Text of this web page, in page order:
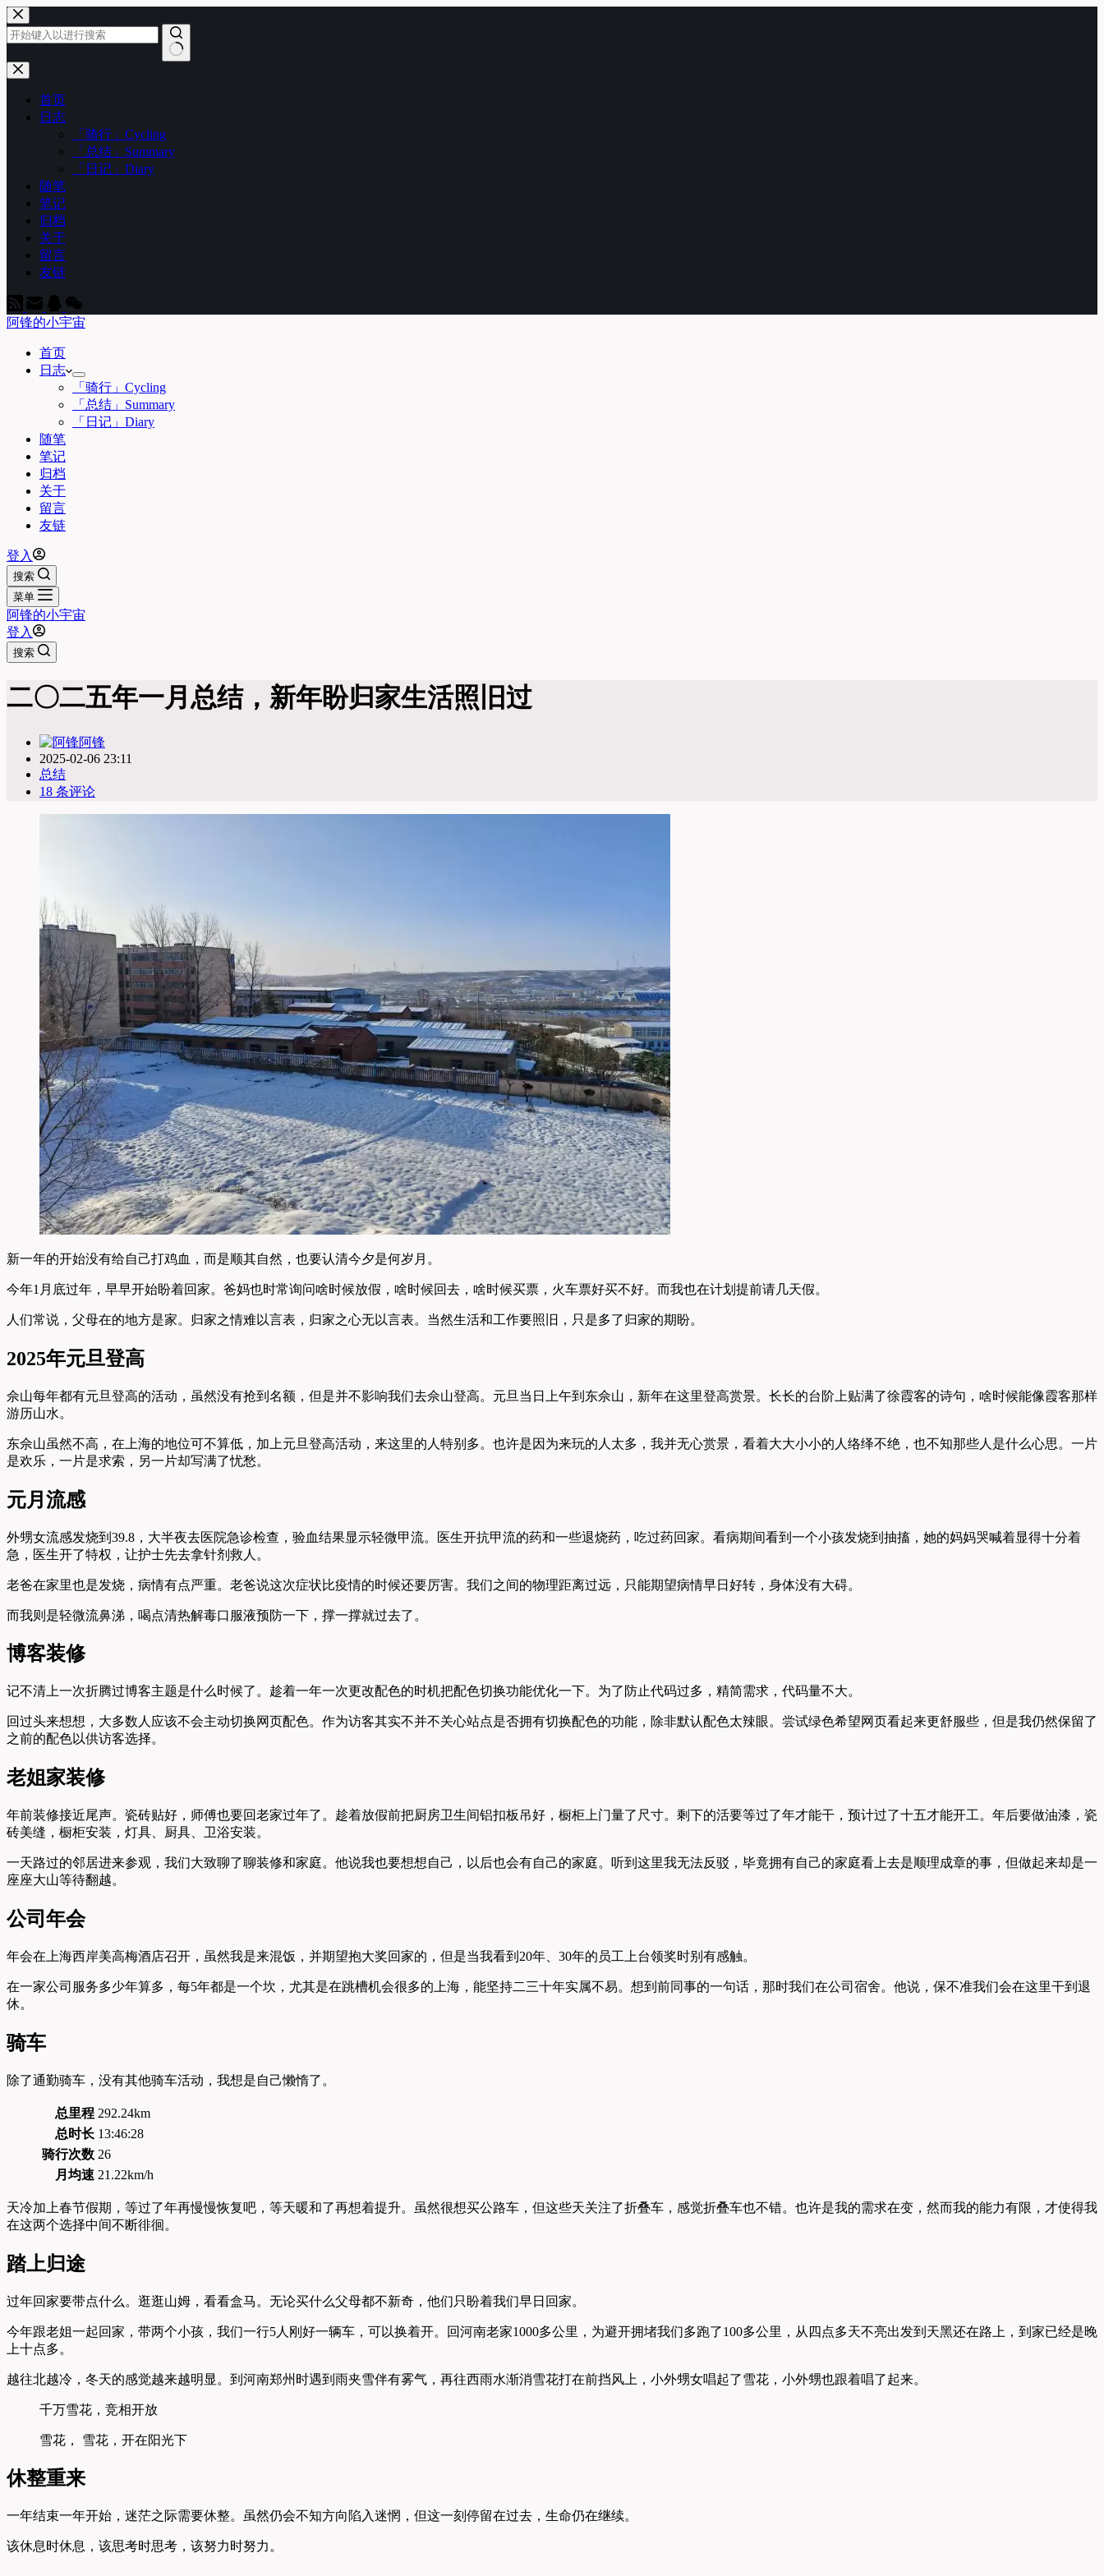
跳
至
内
容
无
首页
日志
「骑行」Cycling
「总结」Summary
「日记」Diary
随笔
笔记
归档
关于
留言
友链
阿锋的小宇宙
首页
日志
「骑行」Cycling
「总结」Summary
「日记」Diary
随笔
笔记
归档
关于
留言
友链
登入
搜索
菜单
阿锋的小宇宙
登入
搜索
二〇二五年一月总结，新年盼归家生活照旧过
阿锋
2025-02-06 23:11
总结
18 条评论
新一年的开始没有给自己打鸡血，而是顺其自然，也要认清今夕是何岁月。
今年1月底过年，早早开始盼着回家。爸妈也时常询问啥时候放假，啥时候回去，啥时候买票，火车票好买不好。而我也在计划提前请几天假。
人们常说，父母在的地方是家。归家之情难以言表，归家之心无以言表。当然生活和工作要照旧，只是多了归家的期盼。
2025年元旦登高
佘山每年都有元旦登高的活动，虽然没有抢到名额，但是并不影响我们去佘山登高。元旦当日上午到东佘山，新年在这里登高赏景。长长的台阶上贴满了徐霞客的诗句，啥时候能像霞客那样
游历山水。
东佘山虽然不高，在上海的地位可不算低，加上元旦登高活动，来这里的人特别多。也许是因为来玩的人太多，我并无心赏景，看着大大小小的人络绎不绝，也不知那些人是什么心思。一片
是欢乐，一片是求索，另一片却写满了忧愁。
元月流感
外甥女流感发烧到39.8，大半夜去医院急诊检查，验血结果显示轻微甲流。医生开抗甲流的药和一些退烧药，吃过药回家。看病期间看到一个小孩发烧到抽搐，她的妈妈哭喊着显得十分着
急，医生开了特权，让护士先去拿针剂救人。
老爸在家里也是发烧，病情有点严重。老爸说这次症状比疫情的时候还要厉害。我们之间的物理距离过远，只能期望病情早日好转，身体没有大碍。
而我则是轻微流鼻涕，喝点清热解毒口服液预防一下，撑一撑就过去了。
博客装修
记不清上一次折腾过博客主题是什么时候了。趁着一年一次更改配色的时机把配色切换功能优化一下。为了防止代码过多，精简需求，代码量不大。
回过头来想想，大多数人应该不会主动切换网页配色。作为访客其实不并不关心站点是否拥有切换配色的功能，除非默认配色太辣眼。尝试绿色希望网页看起来更舒服些，但是我仍然保留了
之前的配色以供访客选择。
老姐家装修
年前装修接近尾声。瓷砖贴好，师傅也要回老家过年了。趁着放假前把厨房卫生间铝扣板吊好，橱柜上门量了尺寸。剩下的活要等过了年才能干，预计过了十五才能开工。年后要做油漆，瓷
砖美缝，橱柜安装，灯具、厨具、卫浴安装。
一天路过的邻居进来参观，我们大致聊了聊装修和家庭。他说我也要想想自己，以后也会有自己的家庭。听到这里我无法反驳，毕竟拥有自己的家庭看上去是顺理成章的事，但做起来却是一
座座大山等待翻越。
公司年会
年会在上海西岸美高梅酒店召开，虽然我是来混饭，并期望抱大奖回家的，但是当我看到20年、30年的员工上台领奖时别有感触。
在一家公司服务多少年算多，每5年都是一个坎，尤其是在跳槽机会很多的上海，能坚持二三十年实属不易。想到前同事的一句话，那时我们在公司宿舍。他说，保不准我们会在这里干到退
休。
骑车
除了通勤骑车，没有其他骑车活动，我想是自己懒惰了。
总里程 292.24km
总时长 13:46:28
骑行次数 26
月均速 21.22km/h
天冷加上春节假期，等过了年再慢慢恢复吧，等天暖和了再想着提升。虽然很想买公路车，但这些天关注了折叠车，感觉折叠车也不错。也许是我的需求在变，然而我的能力有限，才使得我
在这两个选择中间不断徘徊。
踏上归途
过年回家要带点什么。逛逛山姆，看看盒马。无论买什么父母都不新奇，他们只盼着我们早日回家。
今年跟老姐一起回家，带两个小孩，我们一行5人刚好一辆车，可以换着开。回河南老家1000多公里，为避开拥堵我们多跑了100多公里，从四点多天不亮出发到天黑还在路上，到家已经是晚
上十点多。
越往北越冷，冬天的感觉越来越明显。到河南郑州时遇到雨夹雪伴有雾气，再往西雨水渐消雪花打在前挡风上，小外甥女唱起了雪花，小外甥也跟着唱了起来。
千万雪花，竞相开放
雪花， 雪花，开在阳光下
休整重来
一年结束一年开始，迷茫之际需要休整。虽然仍会不知方向陷入迷惘，但这一刻停留在过去，生命仍在继续。
该休息时休息，该思考时思考，该努力时努力。